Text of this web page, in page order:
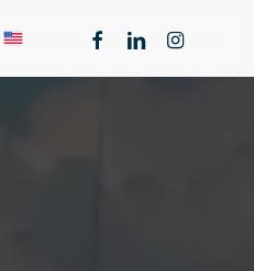
facebooklinkedininstagram